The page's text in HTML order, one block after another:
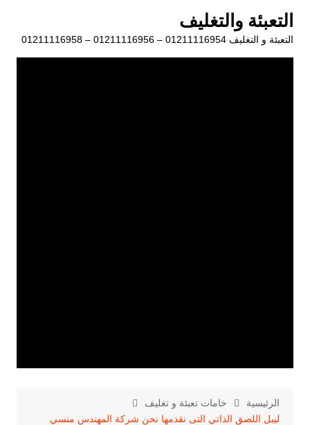
المحتوى
التعبئة والتغليف
التعبئة و التغليف 01211116954 – 01211116956 – 01211116958
الرئيسية
خامات تعبئة و تغليف
ليبل اللصق الذاتي التى نقدمها نحن شركة المهندس منسي